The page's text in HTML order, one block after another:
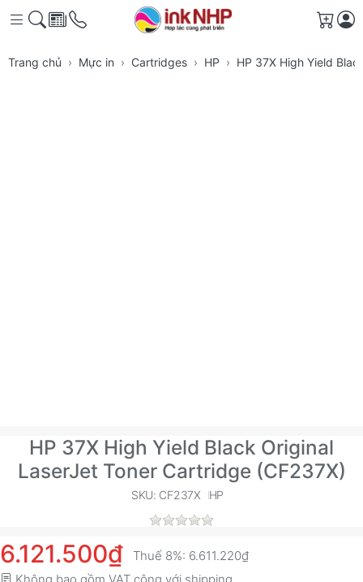
Giỏ
Trang chủ Mực in Cartridges HP HP 37X High Yield
HP 37X High Yield Black Original
LaserJet Toner Cartridge (CF237X)
SKU: CF237X HP
6.121.500₫ Thuế 8%: 6.611.220₫